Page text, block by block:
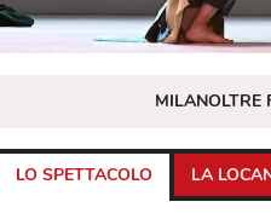
MILANOLTRE
LO SPETTACOLO LA